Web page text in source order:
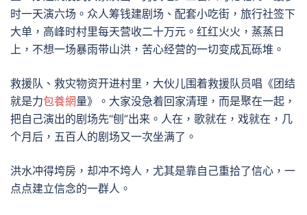
时一天演六场。众人筹钱建剧场、配套小吃街，旅行社签下
大单，高峰时村里每天营收二十万元。红红火火，蒸蒸日
上，不想一场暴雨带山洪，苦心经营的一切变成瓦砾堆。
救援队、救灾物资开进村里，大伙儿围着救援队员唱《团结
就是力包養網量》。大家没急着回家清理，而是聚在一起，
把自己演出的剧场先“刨”出来。人在，歌就在，戏就在，几
个月后，五百人的剧场又一次坐满了。
洪水冲得垮房，却冲不垮人，尤其是靠自己重拾了信心，一
点点建立信念的一群人。